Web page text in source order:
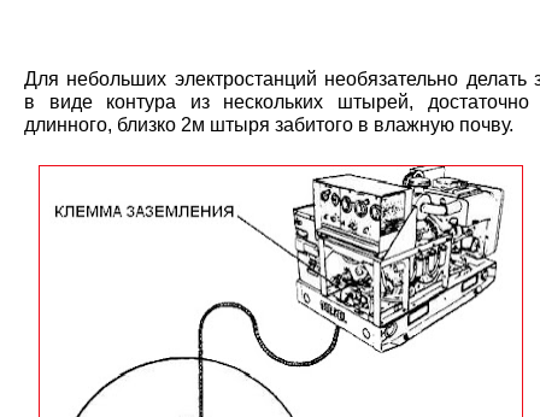
Для небольших электростанций необязательно делать
в виде контура из нескольких штырей,
длинного, близко 2м штыря забитого в влажную почву.